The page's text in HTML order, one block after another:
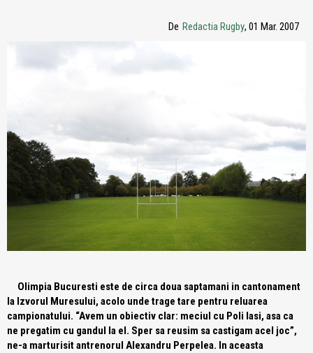
De Redactia Rugby, 01 Mar. 2007
Olimpia Bucuresti este de circa doua saptamani in cantonament
la Izvorul Muresului, acolo unde trage tare pentru reluarea
campionatului. “Avem un obiectiv clar: meciul cu Poli Iasi, asa ca
ne pregatim cu gandul la el. Sper sa reusim sa castigam acel joc”,
ne-a marturisit antrenorul Alexandru Perpelea. In aceasta